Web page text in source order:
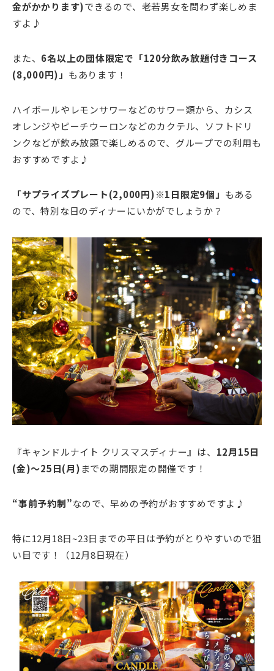
金がかかります)できるので、老若男女を問わず楽しめま
すよ♪
また、 6名以上の団体限定で「120分飲み放題付きコース
(8,000円)」 もあります！
ハイボールやレモンサワーなどのサワー類から、カシス
オレンジやピーチウーロンなどのカクテル、ソフトドリ
ンクなどが飲み放題で楽しめるので、グループでの利用も
おすすめですよ♪
「サプライズプレート(2,000円)※1日限定9個」 もある
ので、特別な日のディナーにいかがでしょうか？
『キャンドルナイト クリスマスディナー』は、 12月15日
(金)～25日(月) までの期間限定の開催です！
“事前予約制”なので、早めの予約がおすすめですよ♪
特に12月18日~23日までの平日は予約がとりやすいので狙
い目です！（12月8日現在）